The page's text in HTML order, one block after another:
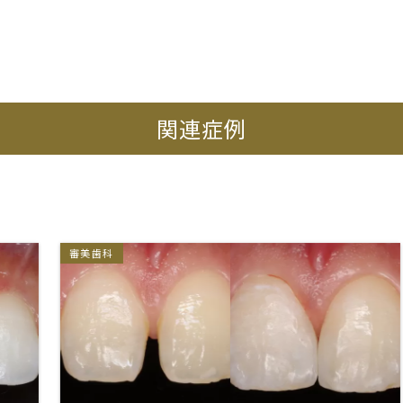
関連症例
審美歯科